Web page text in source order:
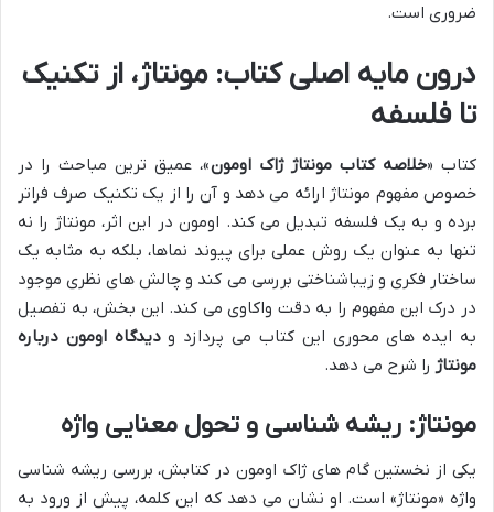
ضروری است.
درون مایه اصلی کتاب: مونتاژ، از تکنیک
تا فلسفه
کتاب «خلاصه کتاب مونتاژ ژاک اومون»، عمیق ترین مباحث را در
خصوص مفهوم مونتاژ ارائه می دهد و آن را از یک تکنیک صرف فراتر
برده و به یک فلسفه تبدیل می کند. اومون در این اثر، مونتاژ را نه
تنها به عنوان یک روش عملی برای پیوند نماها، بلکه به مثابه یک
ساختار فکری و زیباشناختی بررسی می کند و چالش های نظری موجود
در درک این مفهوم را به دقت واکاوی می کند. این بخش، به تفصیل
به ایده های محوری این کتاب می پردازد ودیدگاه اومون درباره
مونتاژرا شرح می دهد.
مونتاژ: ریشه شناسی و تحول معنایی واژه
یکی از نخستین گام های ژاک اومون در کتابش، بررسی ریشه شناسی
واژه «مونتاژ» است. او نشان می دهد که این کلمه، پیش از ورود به